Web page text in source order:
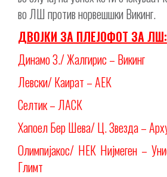
во ЛШ против норвешшки Викинг.
ДВОЈКИ ЗА ПЛЕЈОФОТ ЗА ЛШ:
Динамо З./ Жалгирис – Викинг
Левски/ Каират – АЕК
Селтик – ЛАСК
Хапоел Бер Шева/ Ц. Звезда –
Олимпијакос/ НЕК Нијмеген –
Глимт